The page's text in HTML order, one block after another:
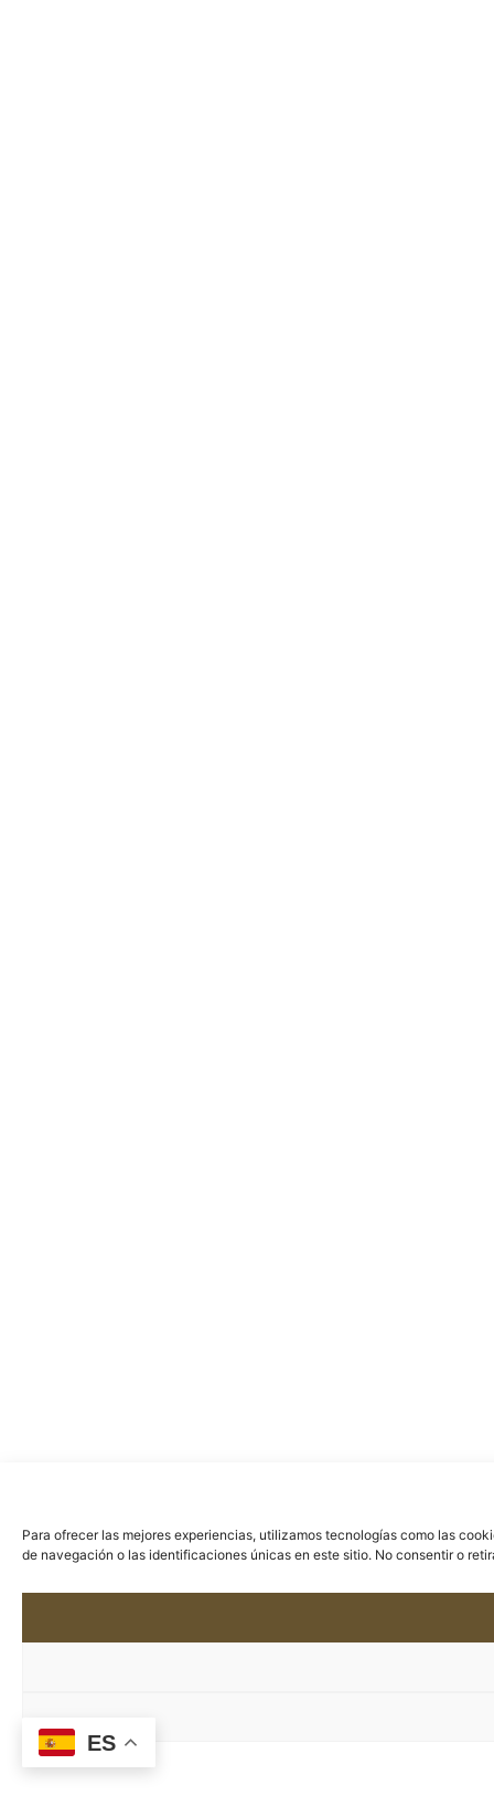
Para ofrecer las mejores experiencias, utilizamos tecnologías como las
de navegación o las identificaciones únicas en este sitio. No consentir o
ES